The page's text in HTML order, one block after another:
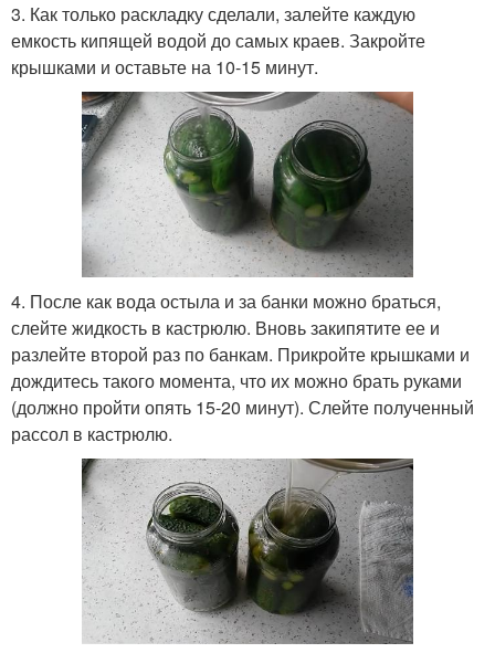
3. Как только раскладку сделали, залейте каждую
емкость кипящей водой до самых краев. Закройте
крышками и оставьте на 10-15 минут.
4. После как вода остыла и за банки можно браться,
слейте жидкость в кастрюлю. Вновь закипятите ее и
разлейте второй раз по банкам. Прикройте крышками и
дождитесь такого момента, что их можно брать руками
(должно пройти опять 15-20 минут). Слейте полученный
рассол в кастрюлю.